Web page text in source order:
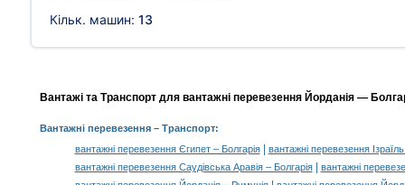
Кільк. машин: 13
Вантажі та Транспорт для вантажні перевезення Йорданія —
Вантажні перевезення– Транспорт:
вантажні перевезення Єгипет – Болгарія|
вантажні перевезення
вантажні перевезення Саудівська Аравія – Болгарія|
вантажні